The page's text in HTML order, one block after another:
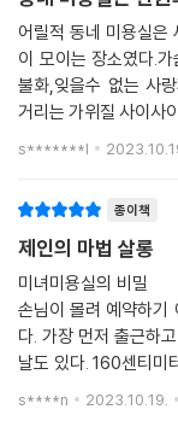
어릴적 동네 미용실은 세상의 온갖 이야기와정보와 소문
이 모이는 장소였다.
불화,잊을수 없는 사
거리는 가위질 사이사
드라이기 바람과 함
s*******l
종이책
제인의 마법 살롱
미녀미용실의 비밀 제인이 압구정 로데오 거리에 오픈한 뷰티 살롱은
손님이 몰려 예약하기 어려운 유명
다. 가장 먼저 출근하고 가장 늦게 퇴근하며, 밤새 살롱에 불이 켜져 있던
날도 있다. 160센티미터가 조금 안되는 키에 통통한 체형, 어깨에 닿는 칠
s****n 2023.10.19.